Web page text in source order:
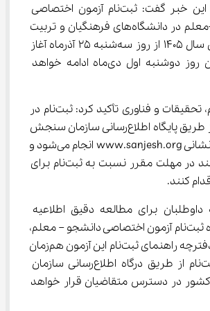
محمدی با اعلام این خبر گفت: ثبت‌نام آزمون اختصاصی
پذیرش دانشجو–معلم در دانشگاه‌های فرهنگیان و تربیت
دبیر شهید رجایی سال 1405 از روز سه‌شنبه 25 آذرماه آغاز
می‌شود و تا پایان روز دوشنبه اول دی‌ماه ادامه خواهد
معاون وزیر علوم، تحقیقات و فناوری تأکید کرد: ثبت‌نام در
این آزمون صرفاً از طریق پایگاه اطلاع‌رسانی سازمان سنجش
آموزش کشور به نشانی www.sanjesh.org انجام می‌شود و
متقاضیان می‌توانند در مهلت مقرر نسبت به ثبت‌نام برای
کنند.
برای مطالعه دقیق اطلاعیه
منتشرشده درباره ثبت‌نام آزمون اختصاصی دانشجو – معلم،
خاطرنشان کرد: دفترچه راهنمای ثبت‌نام این آزمون هم‌زمان
با آغاز فرآیند ثبت‌نام از طریق درگاه اطلاع‌رسانی سازمان
در دسترس متقاضیان قرار خواهد